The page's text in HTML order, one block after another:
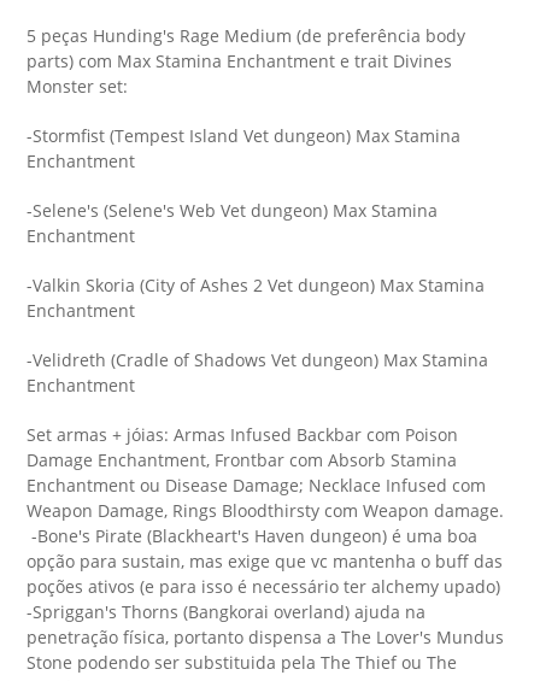
5 peças Hunding's Rage Medium (de preferência body
parts) com Max Stamina Enchantment e trait Divines
Monster set:
-Stormfist (Tempest Island Vet dungeon) Max Stamina
Enchantment
-Selene's (Selene's Web Vet dungeon) Max Stamina
Enchantment
-Valkin Skoria (City of Ashes 2 Vet dungeon) Max Stamina
Enchantment
-Velidreth (Cradle of Shadows Vet dungeon) Max Stamina
Enchantment
Set armas + jóias: Armas Infused Backbar com Poison
Damage Enchantment, Frontbar com Absorb Stamina
Enchantment ou Disease Damage; Necklace Infused com
Weapon Damage, Rings Bloodthirsty com Weapon damage.
-Bone's Pirate (Blackheart's Haven dungeon) é uma boa
opção para sustain, mas exige que vc mantenha o buff das
poções ativos (e para isso é necessário ter alchemy upado)
-Spriggan's Thorns (Bangkorai overland) ajuda na
penetração física, portanto dispensa a The Lover's Mundus
Stone podendo ser substituida pela The Thief ou The